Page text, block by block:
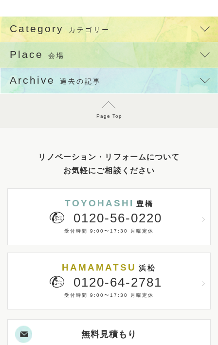
Category カテゴリー
Place 会場
Archive 過去の記事
Page Top
リノベーション・リフォームについて
お気軽にご相談ください
TOYOHASHI 豊橋
0120-56-0220
受付時間 9:00〜17:30 月曜定休
HAMAMATSU 浜松
0120-64-2781
受付時間 9:00〜17:30 月曜定休
無料見積もり